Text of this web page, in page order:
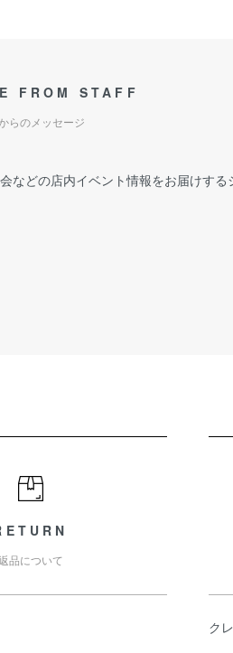
FROM STAFF
らのメッセージ
などの店内イベント情報をお届けする
品について
ク